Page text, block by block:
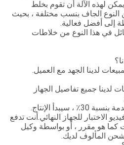
لهذه الآلة أن تقوم بخلط
الجاف بنسب مختلفة ، بحيث
إلى أفضل فعالية.
في هذا النوع من خلاطات
لدينا الجهد مع العميل.
لدينا جميع تفاصيل الجهاز
سيبدأ الإنتاج.
الاختبار للجهاز النهائي.أنت تدفع
كما هو مقرر ، أو بواسطة وكيل
المألوف لديك.